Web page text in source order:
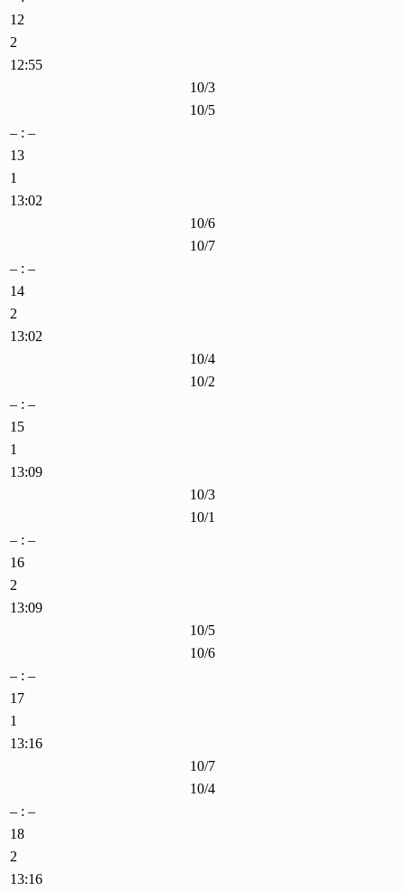
12
2
12:55
10/3
10/5
– : –
13
1
13:02
10/6
10/7
– : –
14
2
13:02
10/4
10/2
– : –
15
1
13:09
10/3
10/1
– : –
16
2
13:09
10/5
10/6
– : –
17
1
13:16
10/7
10/4
– : –
18
2
13:16